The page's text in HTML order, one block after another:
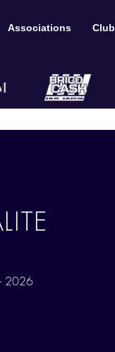
Associations Club
2026